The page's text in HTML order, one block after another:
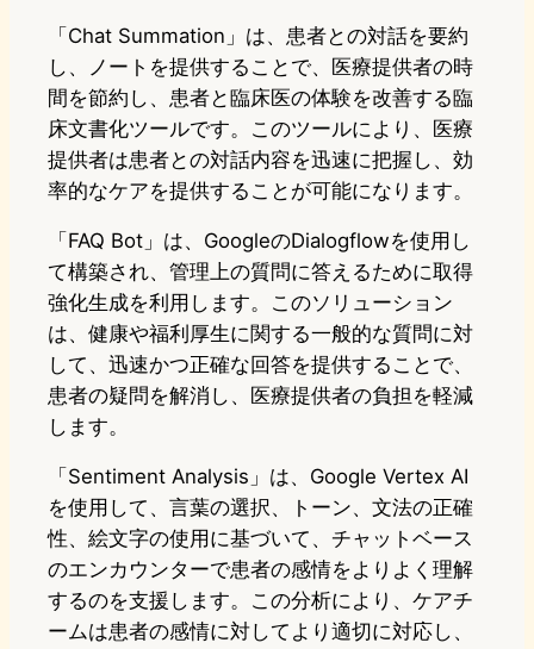
「Chat Summation」は、患者との対話を要約
し、ノートを提供することで、医療提供者の時
間を節約し、患者と臨床医の体験を改善する臨
床文書化ツールです。このツールにより、医療
提供者は患者との対話内容を迅速に把握し、効
率的なケアを提供することが可能になります。
「FAQ Bot」は、GoogleのDialogflowを使用し
て構築され、管理上の質問に答えるために取得
強化生成を利用します。このソリューション
は、健康や福利厚生に関する一般的な質問に対
して、迅速かつ正確な回答を提供することで、
患者の疑問を解消し、医療提供者の負担を軽減
します。
「Sentiment Analysis」は、Google Vertex AI
を使用して、言葉の選択、トーン、文法の正確
性、絵文字の使用に基づいて、チャットベース
のエンカウンターで患者の感情をよりよく理解
するのを支援します。この分析により、ケアチ
ームは患者の感情に対してより適切に対応し、